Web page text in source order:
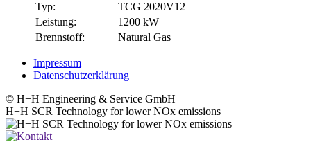
Typ:
TCG 2020V12
Leistung:
1200 kW
Brennstoff:
Natural Gas
Impressum
Datenschutzerklärung
© H+H Engineering & Service GmbH
H+H SCR Technology for lower NOx emissions